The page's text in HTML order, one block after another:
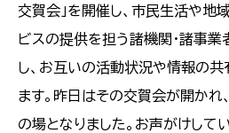
交賀会」を開催し、市民生活や地
ビスの提供を担う諸機関・諸事
し、お互いの活動状況や情報の
ます。昨日はその交賀会が開かれ
の場となりました。お声がけして